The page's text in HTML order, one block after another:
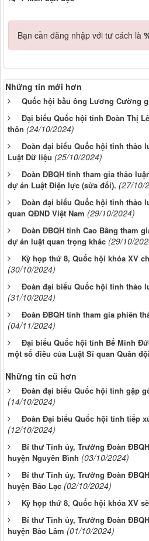
Bạn cần đăng nhập với tư cách là
Những tin mới hơn
Quốc hội bầu ông Lương Cường
Đại biểu Quốc hội tỉnh Đoàn Thị
thôn (24/10/2024)
Đoàn đại biểu Quốc hội tỉnh thảo
Luật Dữ liệu (25/10/2024)
Đoàn ĐBQH tỉnh tham gia thảo
dự án Luật Điện lực (sửa đổi). (27/10/
Đoàn đại biểu Quốc hội tỉnh thảo
quan QĐND Việt Nam (29/10/2024)
Đoàn ĐBQH tỉnh Cao Bằng tham
dự án luật quan trọng khác (29/10/
Kỳ họp thứ 8, Quốc hội khóa XV
(30/10/2024)
Đoàn đại biểu Quốc hội tỉnh thảo
(31/10/2024)
Đoàn ĐBQH tỉnh tham gia phiên
(04/11/2024)
Đại biểu Quốc hội tỉnh Bế Minh
một số điều của Luật Sĩ quan Quân
Những tin cũ hơn
Đoàn đại biểu Quốc hội tỉnh gặp
(14/10/2024)
Đoàn Đại biểu Quốc hội tỉnh tiếp
(12/10/2024)
Bí thư Tỉnh ủy, Trưởng Đoàn
huyện Nguyên Bình (03/10/2024)
Bí thư Tỉnh ủy, Trưởng Đoàn
huyện Bảo Lạc (02/10/2024)
Kỳ họp thứ 8, Quốc hội khóa XV
Bí thư Tỉnh ủy, Trưởng Đoàn
huyện Bảo Lâm (01/10/2024)